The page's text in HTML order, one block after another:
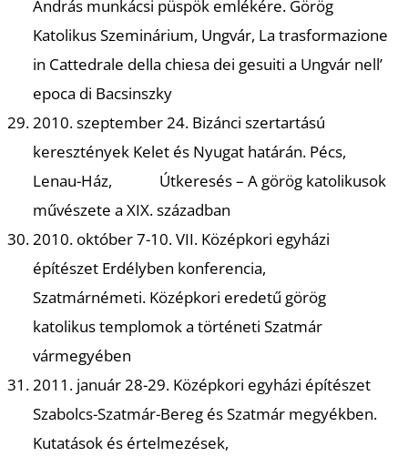
András munkácsi püspök emlékére. Görög
Katolikus Szeminárium, Ungvár, La trasformazione
in Cattedrale della chiesa dei gesuiti a Ungvár nell’
epoca di Bacsinszky
2010. szeptember 24. Bizánci szertartású
keresztények Kelet és Nyugat határán. Pécs,
Lenau-Ház, Útkeresés – A görög katolikusok
művészete a XIX. században
2010. október 7-10. VII. Középkori egyházi
építészet Erdélyben konferencia,
Szatmárnémeti. Középkori eredetű görög
katolikus templomok a történeti Szatmár
vármegyében
2011. január 28-29. Középkori egyházi építészet
Szabolcs-Szatmár-Bereg és Szatmár megyékben.
Kutatások és értelmezések,